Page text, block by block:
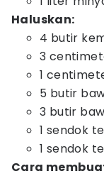
Haluskan:
4 butir
3
1
5 butir
3 butir
1 sendok
1 sendok
Cara